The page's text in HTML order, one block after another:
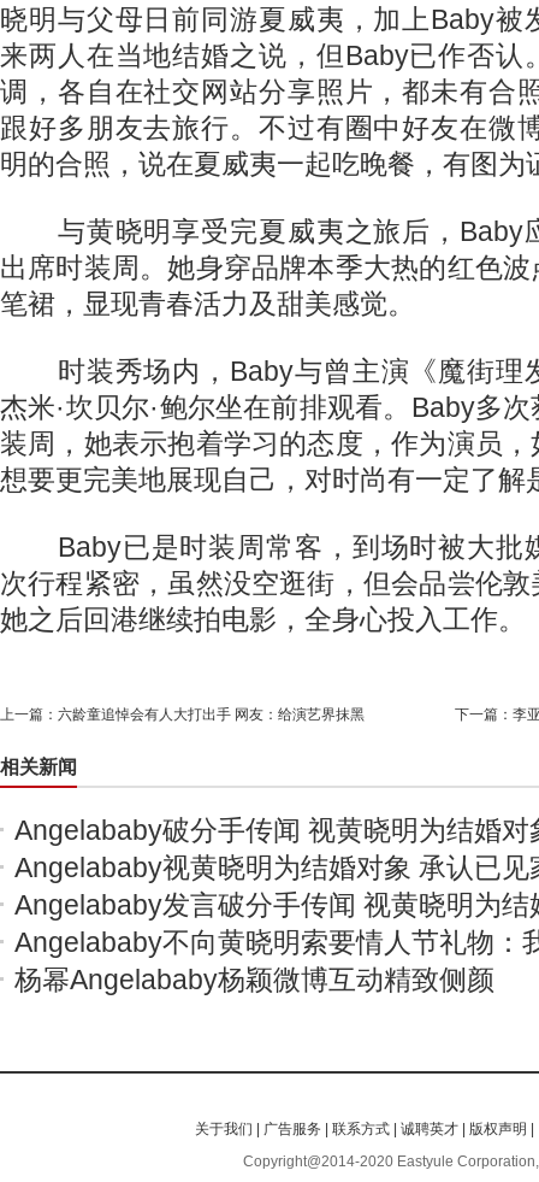
晓明与父母日前同游夏威夷，加上Baby被
来两人在当地结婚之说，但Baby已作否认
调，各自在社交网站分享照片，都未有合
跟好多朋友去旅行。不过有圈中好友在微
明的合照，说在夏威夷一起吃晚餐，有图为
与黄晓明享受完夏威夷之旅后，Baby
出席时装周。她身穿品牌本季大热的红色
笔裙，显现青春活力及甜美感觉。
时装秀场内，Baby与曾主演《魔街理
杰米·坎贝尔·鲍尔坐在前排观看。Baby多
装周，她表示抱着学习的态度，作为演员
想要更完美地展现自己，对时尚有一定了解
Baby已是时装周常客，到场时被大批
次行程紧密，虽然没空逛街，但会品尝伦
她之后回港继续拍电影，全身心投入工作。
上一篇： 六龄童追悼会有人大打出手 网友：给演艺界抹黑 下一篇： 李
相关新闻
Angelababy破分手传闻 视黄晓明为结婚对
Angelababy视黄晓明为结婚对象 承认已见
Angelababy发言破分手传闻 视黄晓明为结
Angelababy不向黄晓明索要情人节礼物：
杨幂Angelababy杨颖微博互动精致侧颜
关于我们 广告服务 |联系方式 |诚聘英才 版权声明
Copyright@2014-2020 Eastyule